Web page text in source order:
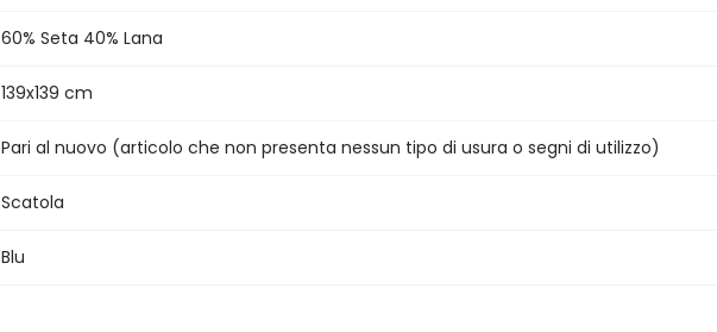
60% Seta 40% Lana
139x139 cm
Pari al nuovo (articolo che non presenta nessun tipo di usura o segni di utilizzo)
Scatola
Blu